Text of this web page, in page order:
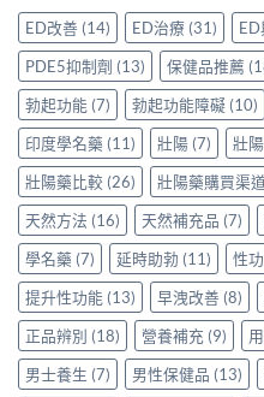
意
事
項〉
中
家
真
實
使
用
心
得〉
中
羅
紅
鑽〉
中
心？
香
港
用
家
親
身
分
享
正
貨
渠
道
與
選
購
指
南〉
中
評
價：
香
港
用
家
親
身
服
用
Levitra
的
真
實
分
享〉
中
ED改善 (14) ED治療 (31)
PDE5抑制劑 (13) 保健品推薦
勃起功能 (7) 勃起功能障礙 (10)
印度學名藥 (11) 壯陽 (7) 壯
壯陽藥比較 (26) 壯陽藥購買渠道
天然方法 (16) 天然補充品 (7)
學名藥 (7) 延時助勃 (11) 性
提升性功能 (13) 早洩改善 (8)
正品辨別 (18) 營養補充 (9)
男士養生 (7) 男性保健品 (13)